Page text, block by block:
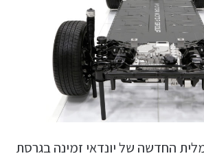
החדשה של יונדאי זמינה בגרסת